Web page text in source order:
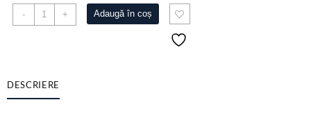
-
Cantitate
DIBLU
CU
SURUB
+ Adaugă în coș
DESCRIERE